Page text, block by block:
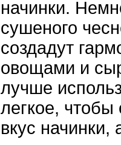
начинки.
сушеного
создадут
овощами и
лучше
легкое,
вкус